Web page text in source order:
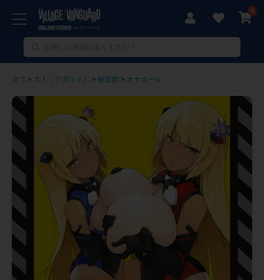
0
全て > 大人（アダルト） > 秘宝館 > オナホール